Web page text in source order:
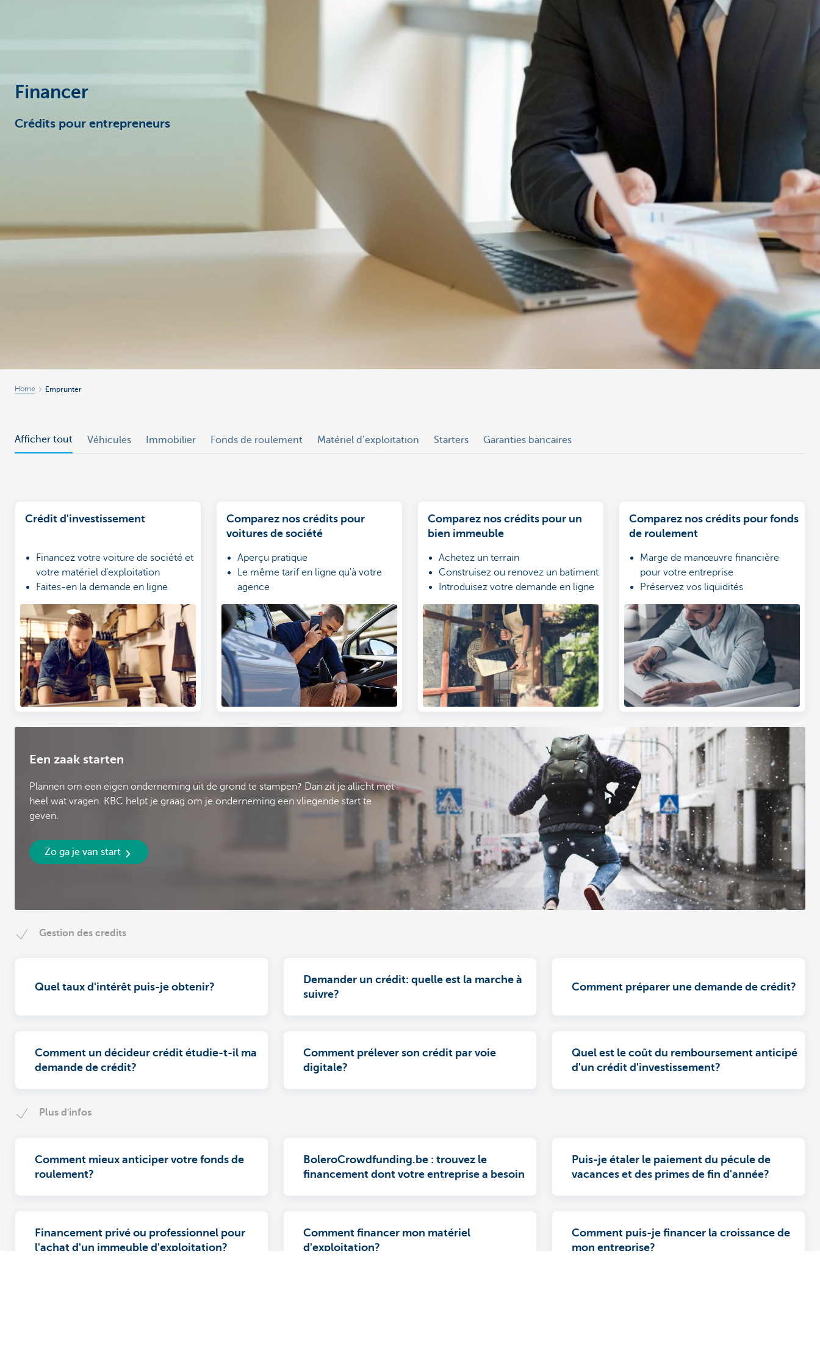
Financer
Crédits pour entrepreneurs
Home Emprunter
Afficher tout Véhicules Immobilier Fonds de roulement Matériel d’exploitation Starters Garanties bancaires
Crédit d'investissement
Financez votre voiture de société et
votre matériel d’exploitation
Faites-en la demande en ligne
Bénéficiez d'un taux de financement
compétitif
Comparez nos crédits pour
voitures de société
Aperçu pratique
Le même tarif en ligne qu'à votre
agence
Simulez et demandez en ligne
Comparez nos crédits pour un
bien immeuble
Achetez un terrain
Construisez ou renovez un batiment
Introduisez votre demande en ligne
Comparez nos crédits pour fonds
de roulement
Marge de manœuvre financière
pour votre entreprise
Préservez vos liquidités
Gestion 100% numérique
Een zaak starten
Plannen om een eigen onderneming uit de grond te stampen? Dan zit je allicht met
heel wat vragen. KBC helpt je graag om je onderneming een vliegende start te
geven.
Zo ga je van start
Gestion des credits
Quel taux d'intérêt puis-je obtenir?
Demander un crédit: quelle est la marche à
suivre?
Comment préparer une demande de crédit?
Comment un décideur crédit étudie-t-il ma
demande de crédit?
Comment prélever son crédit par voie
digitale?
Quel est le coût du remboursement anticipé
d'un crédit d'investissement?
Plus d'infos
Comment mieux anticiper votre fonds de
roulement?
BoleroCrowdfunding.be : trouvez le
financement dont votre entreprise a besoin
Puis-je étaler le paiement du pécule de
vacances et des primes de fin d'année?
Financement privé ou professionnel pour
l'achat d'un immeuble d'exploitation?
Comment financer mon matériel
d'exploitation?
Comment puis-je financer la croissance de
mon entreprise?